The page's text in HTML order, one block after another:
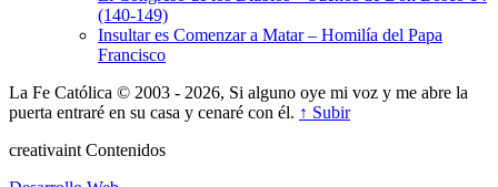
(140-149)
Insultar es Comenzar a Matar – Homilía del Papa
Francisco
La Fe Católica © 2003 - 2026, Si alguno oye mi voz y me abre la
puerta entraré en su casa y cenaré con él. ↑ Subir
creativaint Contenidos